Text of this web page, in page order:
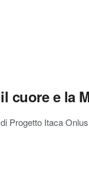
cuore e la
Progetto Itaca